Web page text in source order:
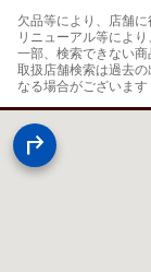
欠品等により、店舗
リニューアル等によ
一部、検索できない
取扱店舗検索は過去
なる場合がございます